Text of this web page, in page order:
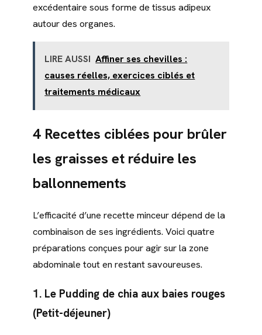
excédentaire sous forme de tissus adipeux
autour des organes.
LIRE AUSSI Affiner ses chevilles :
causes réelles, exercices ciblés et
traitements médicaux
4 Recettes ciblées pour brûler
les graisses et réduire les
ballonnements
L’efficacité d’une recette minceur dépend de la
combinaison de ses ingrédients. Voici quatre
préparations conçues pour agir sur la zone
abdominale tout en restant savoureuses.
1. Le Pudding de chia aux baies rouges
(Petit-déjeuner)